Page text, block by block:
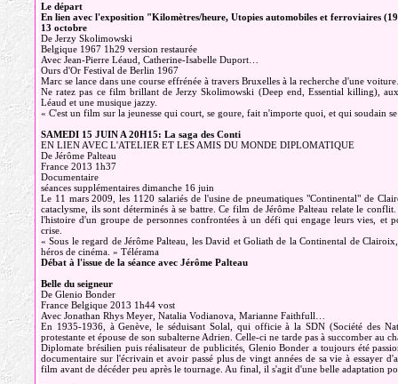
Le départ
En lien avec l'exposition "Kilomètres/heure, Utopies automobiles et ferroviaires
13 octobre
De Jerzy Skolimowski
Belgique 1967 1h29 version restaurée
Avec Jean-Pierre Léaud, Catherine-Isabelle Duport…
Ours d'Or Festival de Berlin 1967
Marc se lance dans une course effrénée à travers Bruxelles à la recherche d'une
Ne ratez pas ce film brillant de Jerzy Skolimowski (Deep end, Essential killing),
Léaud et une musique jazzy.
« C'est un film sur la jeunesse qui court, se goure, fait n'importe quoi, et qui soudain
SAMEDI 15 JUIN A 20H15: La saga des Conti
EN LIEN AVEC L'ATELIER ET LES AMIS DU MONDE DIPLOMATIQUE
De Jérôme Palteau
France 2013 1h37
Documentaire
séances supplémentaires dimanche 16 juin
Le 11 mars 2009, les 1120 salariés de l'usine de pneumatiques "Continental" de
cataclysme, ils sont déterminés à se battre. Ce film de Jérôme Palteau relate le
l'histoire d'un groupe de personnes confrontées à un défi qui engage leurs vies, et
crise.
« Sous le regard de Jérôme Palteau, les David et Goliath de la Continental de
héros de cinéma. » Télérama
Débat à l'issue de la séance avec Jérôme Palteau
Belle du seigneur
De Glenio Bonder
France Belgique 2013 1h44 vost
Avec Jonathan Rhys Meyer, Natalia Vodianova, Marianne Faithfull…
En 1935-1936, à Genève, le séduisant Solal, qui officie à la SDN (Société des
protestante et épouse de son subalterne Adrien. Celle-ci ne tarde pas à succomber au
Diplomate brésilien puis réalisateur de publicités, Glenio Bonder a toujours été
documentaire sur l'écrivain et avoir passé plus de vingt années de sa vie à essayer
film avant de décéder peu après le tournage. Au final, il s'agit d'une belle adaptation